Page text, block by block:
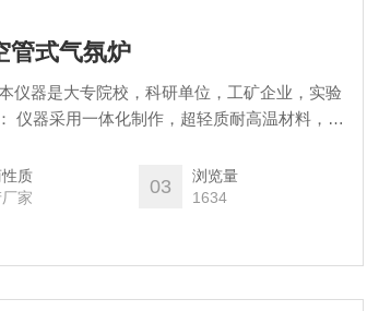
管式气氛炉
仪器是大专院校，科研单位，工矿企业，实验
仪器采用一体化制作，超轻质耐高温材料，节
质
家
03
浏览量
1634